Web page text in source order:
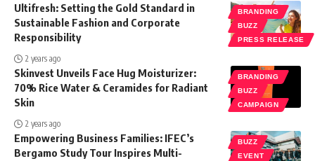
BRANDING
BUZZ
PRESS RELEASE
Ultifresh: Setting the Gold Standard in
Sustainable Fashion and Corporate
Responsibility
2 years ago
BRANDING
BUZZ
CAMPAIGN
Skinvest Unveils Face Hug Moisturizer:
70% Rice Water & Ceramides for Radiant
Skin
2 years ago
BUZZ
EVENT
Empowering Business Families: IFEC’s
Bergamo Study Tour Inspires Multi-